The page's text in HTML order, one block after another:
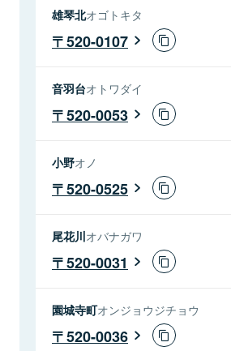
雄琴北オゴトキタ
520-0107
音羽台オトワダイ
520-0053
小野オノ
520-0525
尾花川オバナガワ
520-0031
園城寺町オンジョウジチョウ
520-0036